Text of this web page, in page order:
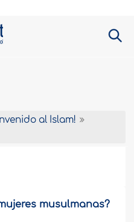
al Islam!
musulmanas?